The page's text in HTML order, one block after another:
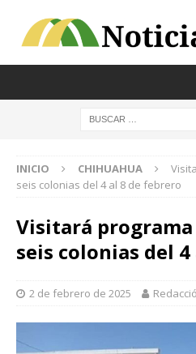
INICIO CHIHUAHUA
seis colonias del 4 al 8 de febrero
Visitará
seis colonias del
2 de febrero de 2025